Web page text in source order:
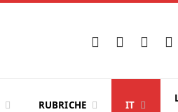
Facebook
X
RUBRICHE IT